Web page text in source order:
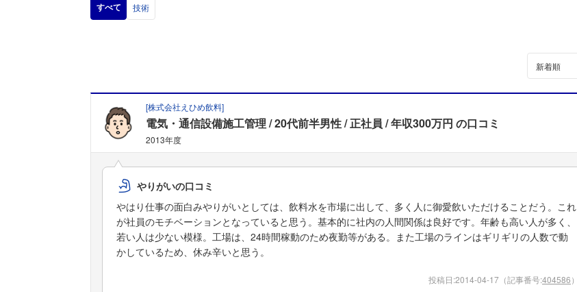
すべて 技術
新着順
[株式会社えひめ飲料]
電気・通信設備施工管理 20代前半男性 正社員 年収300万円 の口コミ
2013年度
やりがいの口コミ
やはり仕事の面白みやりがいとしては、飲料水を市場に出して、多く人に御愛飲いただけることだう。これ
が社員のモチベーションとなっていると思う。基本的に社内の人間関係は良好です。年齢も高い人が多く、
若い人は少ない模様。工場は、24時間稼動のため夜勤等がある。また工場のラインはギリギリの人数で動
かしているため、休み辛いと思う。
投稿日:2014-04-17 （記事番号:404586）